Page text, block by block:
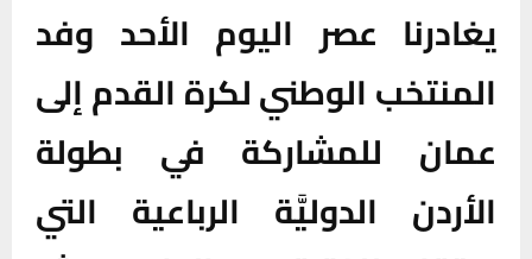
يغادرنا عصر اليوم الأحد وفد
المنتخب الوطني لكرة القدم إلى
عمان للمشاركة في بطولة
الأردن الدوليَّة الرباعية التي